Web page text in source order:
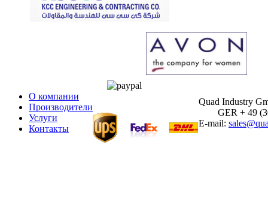
О компании
Производители
Услуги
Контакты
Quad Industry
GER + 49
E-mail: